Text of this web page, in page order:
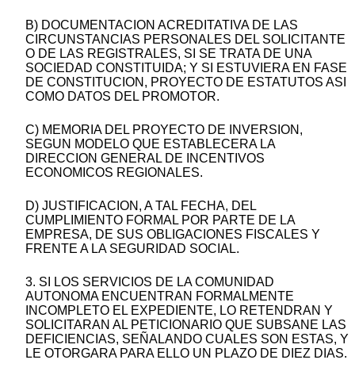
B) DOCUMENTACION ACREDITATIVA DE LAS
CIRCUNSTANCIAS PERSONALES DEL SOLICITANTE
O DE LAS REGISTRALES, SI SE TRATA DE UNA
SOCIEDAD CONSTITUIDA; Y SI ESTUVIERA EN FASE
DE CONSTITUCION, PROYECTO DE ESTATUTOS ASI
COMO DATOS DEL PROMOTOR.
C) MEMORIA DEL PROYECTO DE INVERSION,
SEGUN MODELO QUE ESTABLECERA LA
DIRECCION GENERAL DE INCENTIVOS
ECONOMICOS REGIONALES.
D) JUSTIFICACION, A TAL FECHA, DEL
CUMPLIMIENTO FORMAL POR PARTE DE LA
EMPRESA, DE SUS OBLIGACIONES FISCALES Y
FRENTE A LA SEGURIDAD SOCIAL.
3. SI LOS SERVICIOS DE LA COMUNIDAD
AUTONOMA ENCUENTRAN FORMALMENTE
INCOMPLETO EL EXPEDIENTE, LO RETENDRAN Y
SOLICITARAN AL PETICIONARIO QUE SUBSANE LAS
DEFICIENCIAS, SEÑALANDO CUALES SON ESTAS, Y
LE OTORGARA PARA ELLO UN PLAZO DE DIEZ DIAS.